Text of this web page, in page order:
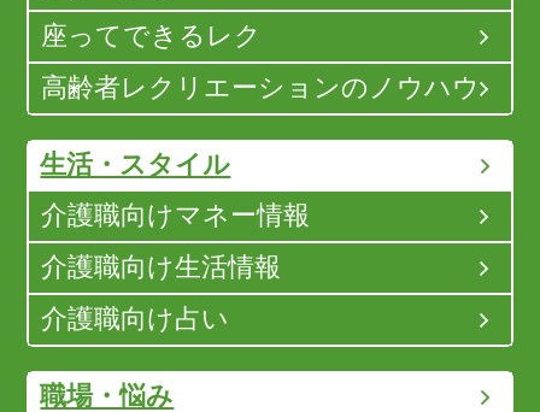
座ってできるレク
高齢者レクリエーションのノウハウ
生活・スタイル
介護職向けマネー情報
介護職向け生活情報
介護職向け占い
職場・悩み